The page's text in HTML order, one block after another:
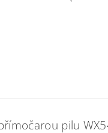
pilu